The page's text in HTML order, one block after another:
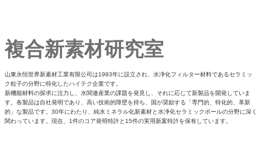
複合新素材研究室
山東永恒世界新素材工業有限公司は1993年に設立され、水浄化フィルター材料であるセラミッ
ク粒子の分野に特化したハイテク企業です。
新機能材料の探求に注力し、水関連産業の課題を発見し、それに応じて新製品を開発していま
す。各製品は自社発明であり、高い技術的障壁を持ち、国が奨励する「専門的、特化的、革新
的」な製品です。30年にわたり、純水ミネラル化新素材と水浄化セラミックボールの分野に深く
関わっています。現在、1件のコア発明特許と15件の実用新案特許を保有しています。